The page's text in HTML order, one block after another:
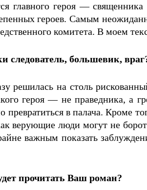
главного героя —
героев. Самым
комитета. В моем
следователь, большевик,
решилась на столь
героя — не праведника, а
превратиться в палача. Кроме
верующие люди могут не
важным показать
прочитать Ваш роман?